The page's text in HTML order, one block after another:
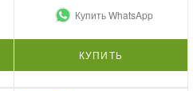
Купить WhatsApp
КУПИТЬ